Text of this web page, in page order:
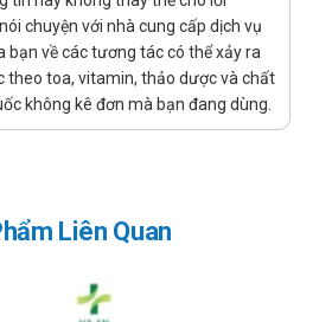
sẽ không gây ra vấn đề nghiêm
này diễn ra thường xuyên có thể sẽ
quả điều trị. Tuy nhiên, nếu quên liều
ngay liều đã quên nếu như thời gian
như hay quên thì bạn có thể tạo
uống thuốc bằng điện thoại để tránh
chuyện với nhà cung cấp dịch vụ
bạn về các tương tác có thể xảy ra
theo toa, vitamin, thảo dược và chất
không kê đơn mà bạn đang dùng.
Liên Quan